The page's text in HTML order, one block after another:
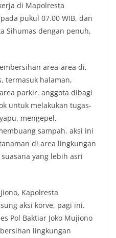
di Mapolresta
pukul 07.00 WIB, dan
Sihumas dengan penuh,
area-area di,
termasuk halaman,
parkir. anggota dibagi
untuk melakukan tugas-
mengepel,
sampah. aksi ini
di area lingkungan
yang lebih asri
Kapolresta
aksi korve, pagi ini.
Pol Baktiar Joko Mujiono
lingkungan